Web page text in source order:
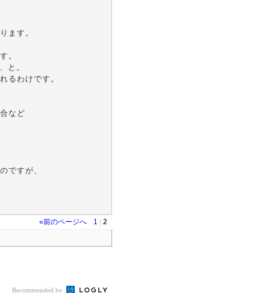
ます。
。
と。
るわけです。
など
ですが、
«前のページへ 1
2
Recommended by